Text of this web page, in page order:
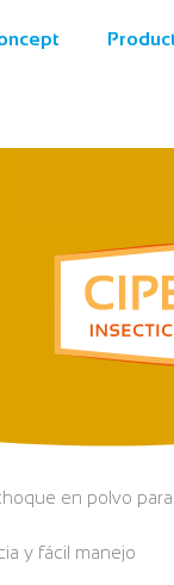
en polvo
y fácil manejo